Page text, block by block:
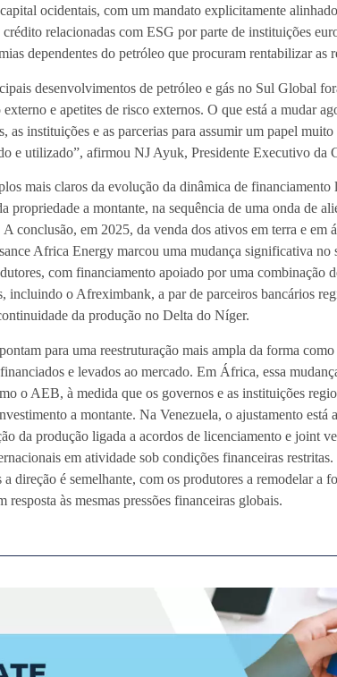
ocidentais, com um mandato explicitamente
relacionadas com ESG por parte de instituições
dependentes do petróleo que procuram rentabilizar as
desenvolvimentos de petróleo e gás no Sul Global
e apetites de risco externos. O que está a mudar
as instituições e as parcerias para assumir um papel
e utilizado”, afirmou NJ Ayuk, Presidente Executivo da
mais claros da evolução da dinâmica de financiamento
propriedade a montante, na sequência de uma onda de
conclusão, em 2025, da venda dos ativos em terra e em
Africa Energy marcou uma mudança significativa no
com financiamento apoiado por uma combinação
incluindo o Afreximbank, a par de parceiros bancários
da produção no Delta do Níger.
para uma reestruturação mais ampla da forma
e levados ao mercado. Em África, essa
o AEB, à medida que os governos e as instituições
a montante. Na Venezuela, o ajustamento está
da produção ligada a acordos de licenciamento e joint
em atividade sob condições financeiras
a direção é semelhante, com os produtores a remodelar a
resposta às mesmas pressões financeiras globais.